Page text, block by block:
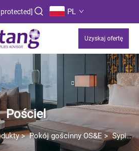
PL
Uzyskaj ofertę
Pościel
>Pokój gościnny OS&E >Sypialnia